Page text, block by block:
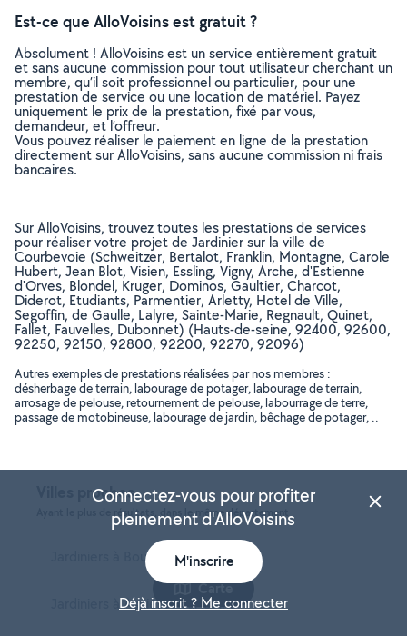
Est-ce que AlloVoisins est gratuit ?
Absolument ! AlloVoisins est un service entièrement gratuit
et sans aucune commission pour tout utilisateur cherchant un
membre, qu’il soit professionnel ou particulier, pour une
prestation de service ou une location de matériel. Payez
uniquement le prix de la prestation, fixé par vous,
demandeur, et l’offreur.
Vous pouvez réaliser le paiement en ligne de la prestation
directement sur AlloVoisins, sans aucune commission ni frais
bancaires.
Sur AlloVoisins, trouvez toutes les prestations de services
pour réaliser votre projet de Jardinier sur la ville de
Courbevoie (Schweitzer, Bertalot, Franklin, Montagne, Carole
Hubert, Jean Blot, Visien, Essling, Vigny, Arche, d'Estienne
d'Orves, Blondel, Kruger, Dominos, Gaultier, Charcot,
Diderot, Etudiants, Parmentier, Arletty, Hotel de Ville,
Segoffin, de Gaulle, Lalyre, Sainte-Marie, Regnault, Quinet,
Fallet, Fauvelles, Dubonnet) (Hauts-de-seine, 92400, 92600,
92250, 92150, 92800, 92200, 92270, 92096)
Autres exemples de prestations réalisées par nos membres :
désherbage de terrain, labourage de potager, labourage de terrain,
arrosage de pelouse, retournement de pelouse, labourrage de terre,
passage de motobineuse, labourage de jardin, bêchage de potager, ..
Villes proches
Ayant le plus de résultats, dans le même département
Jardiniers à Boulogne-Billancourt
Jardiniers à Asnières-sur-Seine
Carte
Connectez-vous pour profiter
pleinement d'AlloVoisins
M'inscrire
Déjà inscrit ? Me connecter